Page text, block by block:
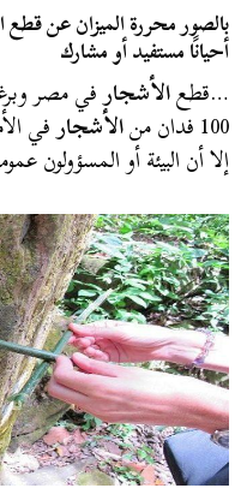
بالصور محررة الميزان عن قطع
أحيانًا مستفيد أو مشارك
…قطعالأشجارفي مصر
100 فدان من الأشجار
إلا أن البيئة أو